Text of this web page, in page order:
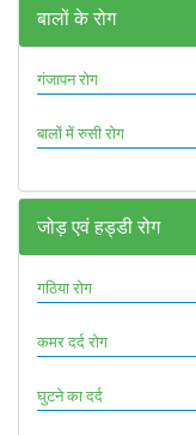
बालों के रोग
गंजापन रोग
बालों में रुसी रोग
जोड़ एवं हड्डी रोग
गठिया रोग
कमर दर्द रोग
घुटने का दर्द